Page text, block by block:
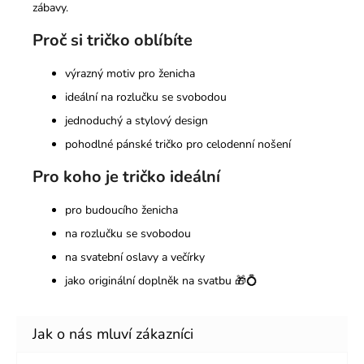
zábavy.
Proč si tričko oblíbíte
výrazný motiv pro ženicha
ideální na rozlučku se svobodou
jednoduchý a stylový design
pohodlné pánské tričko pro celodenní nošení
Pro koho je tričko ideální
pro budoucího ženicha
na rozlučku se svobodou
na svatební oslavy a večírky
jako originální doplněk na svatbu 🎁💍